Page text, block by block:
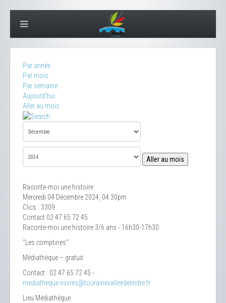
Par année
Par mois
Par semaine
Aujourd'hui
Aller au mois
Aller au mois
Raconte-moi une histoire
Mercredi 04 Décembre 2024, 04:30pm
Clics : 3309
Contact 02 47 65 72 45
Raconte-moi une histoire 3/6 ans - 16h30-17h30
"Les comptines"
Médiathèque – gratuit
Contact : 02 47 65 72 45 -
mediatheque.esvres@tourainevalleedelindre.fr
Lieu Médiathèque